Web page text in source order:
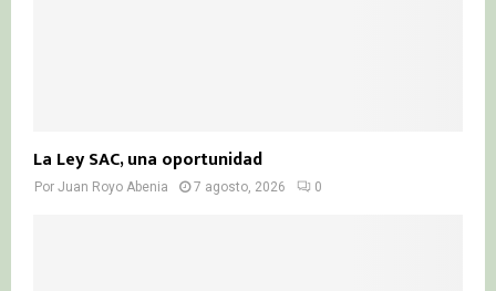
La Ley SAC, una oportunidad
Por Juan Royo Abenia 7 agosto, 2026 0